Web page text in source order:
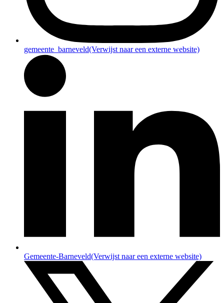
gemeente_barneveld(Verwijst naar een externe website)
Gemeente-Barneveld(Verwijst naar een externe website)